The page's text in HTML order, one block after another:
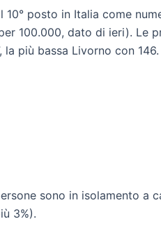
10° posto in Italia come
100.000, dato di ieri). Le
più bassa Livorno con 146.
sono in isolamento
3%).